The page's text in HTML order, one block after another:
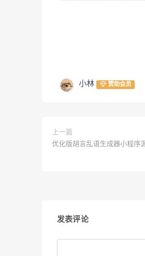
小林 赞助会员
上一篇
优化版胡言乱语生成器小程序
发表评论